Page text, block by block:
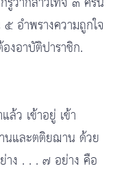
อำพรางความถูกใจ
งอาบัติปาราชิก.
ว เข้าอยู่ เข้า
นและตติยฌาน ด้วย
ง . . . ๗ อย่าง คือ